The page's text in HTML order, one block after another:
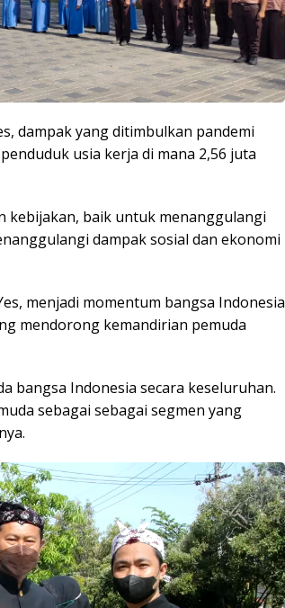
dampak yang ditimbulkan pandemi
usia kerja di mana 2,56 juta
kebijakan, baik untuk menanggulangi
dampak sosial dan ekonomi
menjadi momentum bangsa Indonesia
mendorong kemandirian pemuda
bangsa Indonesia secara keseluruhan.
sebagai sebagai segmen yang